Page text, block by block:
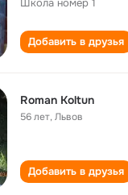
Школа номер 1
Добавить в друзья
Roman Koltun
56 лет,Львов
Добавить в друзья